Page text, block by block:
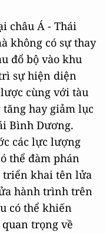
châu Á - Thái
không có sự thay
đổ bộ vào khu
sự hiện diện
cùng với tàu
hay giảm lục
Bình Dương.
các lực lượng
thể đàm phán
triển khai tên lửa
hành trình trên
có thể khiến
trọng về